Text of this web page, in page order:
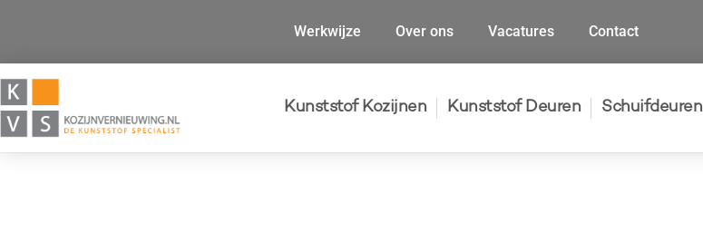
Werkwijze Over ons Vacatures Contact
Kunststof Kozijnen Kunststof Deuren Schuifdeuren